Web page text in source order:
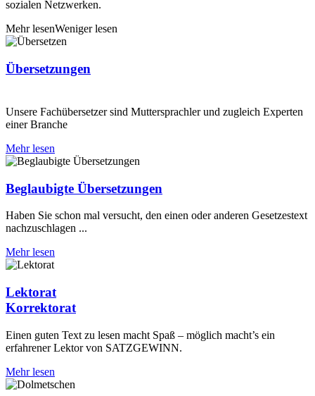
sozialen Netzwerken.
Mehr lesenWeniger lesen
Über­setzungen
Unsere Fachübersetzer sind Muttersprachler und zugleich Experten
einer Branche
Mehr lesen
Beglaubigte Übersetz­ungen
Haben Sie schon mal versucht, den einen oder anderen Gesetzestext
nachzuschlagen ...
Mehr lesen
Lektorat
Korrektorat
Einen guten Text zu lesen macht Spaß – möglich macht’s ein
erfahrener Lektor von SATZGEWINN.
Mehr lesen